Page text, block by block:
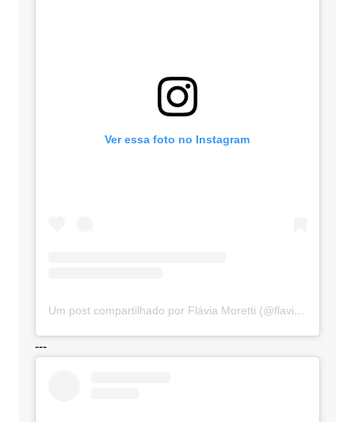
Ver essa foto no Instagram
Um post compartilhado por Flávia Moretti (@flaviamorettioficial)
---